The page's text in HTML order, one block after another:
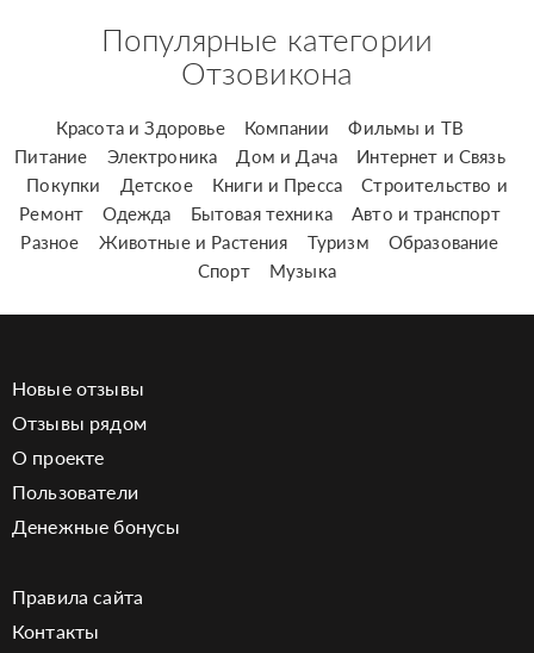
Популярные категории
Отзовикона
Красота и Здоровье Компании
Фильмы и ТВ
Питание
Электроника Дом и Дача
Интернет и Связь
Покупки
Детское Книги и Пресса
Строительство и
Ремонт
Одежда Бытовая техника
Авто и транспорт
Разное
Животные и Растения Туризм
Образование
Спорт
Музыка
Новые отзывы
Отзывы рядом
О проекте
Пользователи
Денежные бонусы
Правила сайта
Контакты